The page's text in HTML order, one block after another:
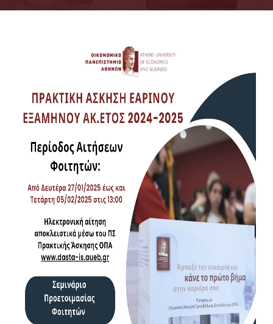
ΔΙΑΔΙΚΑΣΙΕΣ
ΑΠΟΓΡΑΦΗ ΕΦΚΑ
ΑΣΦΑΛΙΣΗ ΦΟΙΤΗΤΩΝ
AΠΟΖΗΜΙΩΣΗ ΦΟΙΤΗΤΩΝ
ΕΓΓΡΑΦΑ ΠΡΑΚΤΙΚΗΣ ΑΣΚΗΣΗΣ
ΣΕΜΙΝΑΡΙΑ ΠΡΟΕΤΟΙΜΑΣΙΑΣ ΠΑ
TESTIMONIALS ΦΟΙΤΗΤΩΝ
ΜΕΤΑΠΤΥΧΙΑΚΟΙ ΦΟΙΤΗΤΕΣ
ΠΡΟΫΠΟΘΕΣΕΙΣ ΚΑΙ ΟΡΟΙ
ΣΥΜΜΕΤΟΧΗΣ
ΔΙΑΔΙΚΑΣΙΕΣ